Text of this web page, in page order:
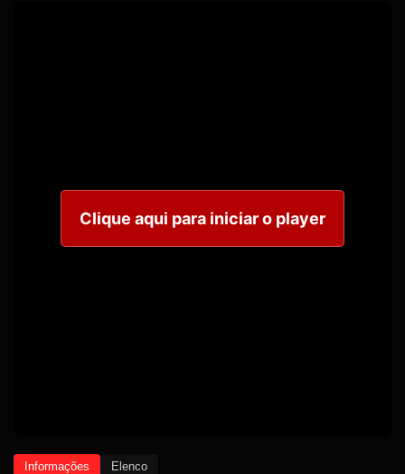
Clique aqui para iniciar o player
Informações Elenco